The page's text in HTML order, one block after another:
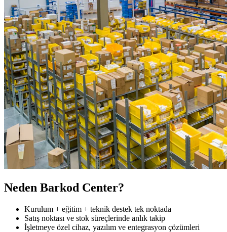
Neden Barkod Center?
Kurulum + eğitim + teknik destek tek noktada
Satış noktası ve stok süreçlerinde anlık takip
İşletmeye özel cihaz, yazılım ve entegrasyon çözümleri